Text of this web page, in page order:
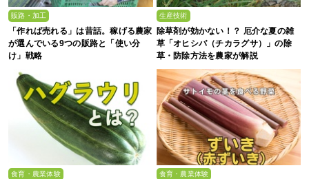
販路・加工
「作れば売れる」は昔話。稼げる農家
が選んでいる9つの販路と「使い分
け」戦略
生産技術
除草剤が効かない！？ 厄介な夏の雑
草「オヒシバ（チカラグサ）」の除
草・防除方法を農家が解説
食育・農業体験 食育・農業体験